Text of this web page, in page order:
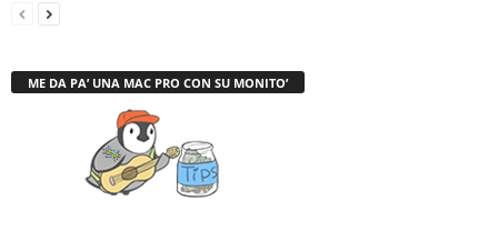
ME DA PA’ UNA MAC PRO CON SU MONITO’